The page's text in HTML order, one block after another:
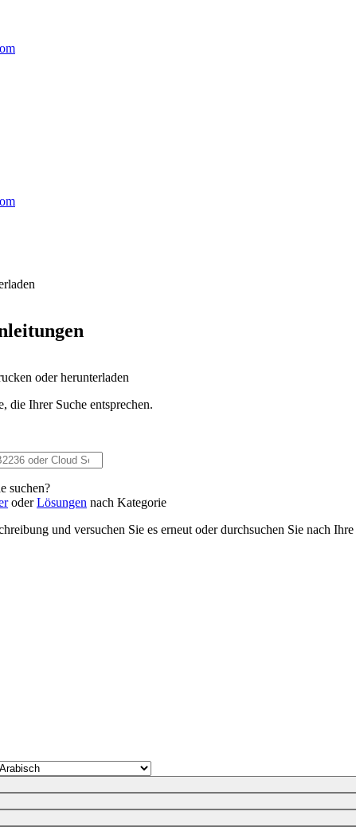
oder herunterladen
die Ihrer Suche entsprechen.
suchen?
oderLösungen nach Kategorie
und versuchen Sie es erneut oder durchsuchen Sie nach Ihre